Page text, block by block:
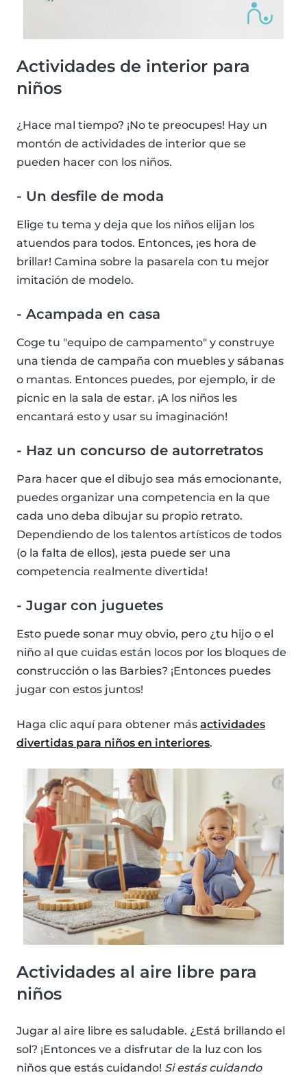
Actividades de interior para
niños
¿Hace mal tiempo? ¡No te preocupes! Hay un
montón de actividades de interior que se
pueden hacer con los niños.
- Un desfile de moda
Elige tu tema y deja que los niños elijan los
atuendos para todos. Entonces, ¡es hora de
brillar! Camina sobre la pasarela con tu mejor
imitación de modelo.
- Acampada en casa
Coge tu "equipo de campamento" y construye
una tienda de campaña con muebles y sábanas
o mantas. Entonces puedes, por ejemplo, ir de
picnic en la sala de estar. ¡A los niños les
encantará esto y usar su imaginación!
- Haz un concurso de autorretratos
Para hacer que el dibujo sea más emocionante,
puedes organizar una competencia en la que
cada uno deba dibujar su propio retrato.
Dependiendo de los talentos artísticos de todos
(o la falta de ellos), ¡esta puede ser una
competencia realmente divertida!
- Jugar con juguetes
Esto puede sonar muy obvio, pero ¿tu hijo o el
niño al que cuidas están locos por los bloques de
construcción o las Barbies? ¡Entonces puedes
jugar con estos juntos!
Haga clic aquí para obtener más actividades
divertidas para niños en interiores.
Actividades al aire libre para
niños
Jugar al aire libre es saludable. ¿Está brillando el
sol? ¡Entonces ve a disfrutar de la luz con los
niños que estás cuidando! Si estás cuidando